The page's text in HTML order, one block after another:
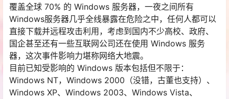
覆盖全球 70% 的 Windows 服务器，一夜之间所有
Windows服务器几乎全线暴露在危险之中，任何人都可以
直接下载并远程攻击利用，考虑到国内不少高校、政府、
国企甚至还有一些互联网公司还在使用 Windows 服务
器，这次事件影响力堪称网络大地震。
目前已知受影响的 Windows 版本包括但不限于：
Windows NT，Windows 2000（没错，古董也支持）、
Windows XP、Windows 2003、Windows Vista、